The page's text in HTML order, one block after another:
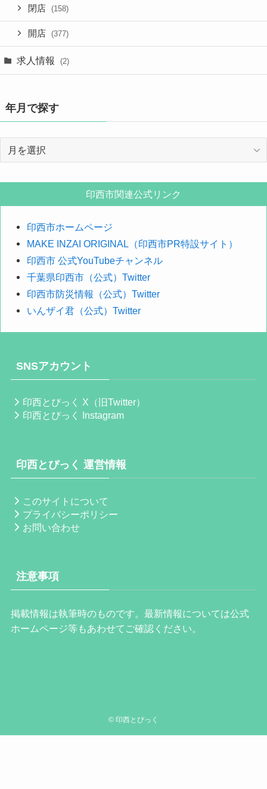
閉店 (158)
開店 (377)
求人情報 (2)
年月で探す
す
印西市関連公式リンク
印西市ホームページ
MAKE INZAI ORIGINAL（印西市PR特設サイト）
印西市 公式YouTubeチャンネル
千葉県印西市（公式）Twitter
印西市防災情報（公式）Twitter
いんザイ君（公式）Twitter
SNSアカウント
印西とぴっく X（旧Twitter）
印西とぴっく Instagram
印西とぴっく 運営情報
このサイトについて
プライバシーポリシー
お問い合わせ
注意事項
掲載情報は執筆時のものです。最新情報については公式
ホームページ等もあわせてご確認ください。
© 印西とぴっく